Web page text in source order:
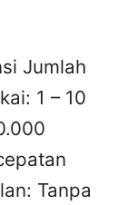
Jumlah
1 – 10
Tanpa